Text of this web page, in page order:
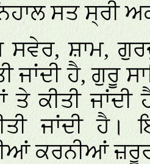
ਸਤ ਸ੍ਰੀ
ਸਵੇਰ, ਸ਼ਾਮ,
ਜਾਂਦੀ ਹੈ, ਗੁਰੂ
ਤੇ ਕੀਤੀ ਜਾਂਦੀ
ਜਾਂਦੀ ਹੈ।
ਕਰਨੀਆਂ